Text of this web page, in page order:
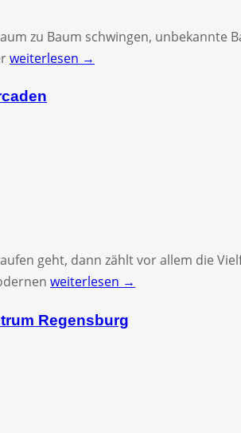
zu Baum schwingen,
weiterlesen →
geht, dann zählt vor allem die
weiterlesen →
Regensburg